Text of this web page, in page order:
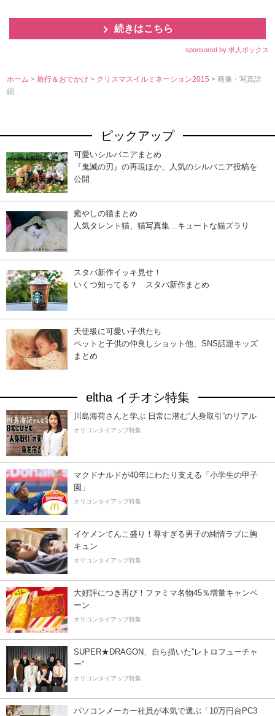
続きはこちら
sponsored by 求人ボックス
ホーム >旅行＆おでかけ> クリスマスイルミネーション2015> 画像・写真詳
細
ピックアップ
可愛いシルバニアまとめ
『鬼滅の刃』の再現ほか、人気のシルバニア投稿を
公開
癒やしの猫まとめ
人気タレント猫、猫写真集…キュートな猫ズラリ
スタバ新作イッキ見せ！
いくつ知ってる？ スタバ新作まとめ
天使級に可愛い子供たち
ペットと子供の仲良しショット他、SNS話題キッズ
まとめ
eltha イチオシ特集
川島海荷さんと学ぶ 日常に潜む“人身取引”のリアル
オリコンタイアップ特集
マクドナルドが40年にわたり支える「小学生の甲子
園」
オリコンタイアップ特集
イケメンてんこ盛り！尊すぎる男子の純情ラブに胸
キュン
オリコンタイアップ特集
大好評につき再び！ファミマ名物45％増量キャンペ
ーン
オリコンタイアップ特集
SUPER★DRAGON、自ら描いた”レトロフューチャ
ー”
オリコンタイアップ特集
パソコンメーカー社員が本気で選ぶ「10万円台PC3